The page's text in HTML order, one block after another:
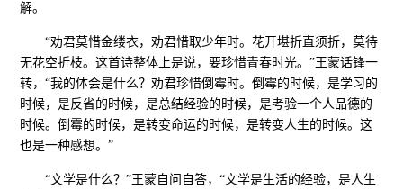
解。
“劝君莫惜金缕衣，劝君惜取少年时。花开堪折直须折，莫待
无花空折枝。‌‌‌这首诗整体上是说，要珍惜青春时光。”王蒙话锋一
转，“我的体会是什么？劝君珍惜倒霉时。倒霉的时候，是学习的
时候，是反省的时候，是总结经验的时候，是考验一个人品德的
时候。倒霉的时候，是转变命运的时候，是转变人生的时候。这
也是一种感想。”
“文学是什么？”王蒙自问自答，“文学是生活的经验，是人生